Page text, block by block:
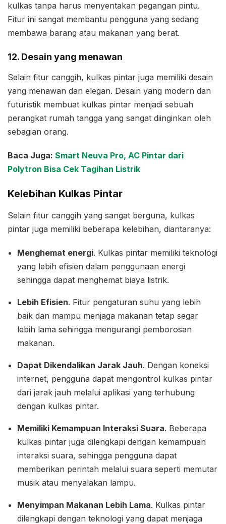
kulkas tanpa harus menyentakan pegangan pintu.
Fitur ini sangat membantu pengguna yang sedang
membawa barang atau makanan yang berat.
12. Desain yang menawan
Selain fitur canggih, kulkas pintar juga memiliki desain
yang menawan dan elegan. Desain yang modern dan
futuristik membuat kulkas pintar menjadi sebuah
perangkat rumah tangga yang sangat diinginkan oleh
sebagian orang.
Baca Juga: Smart Neuva Pro, AC Pintar dari
Polytron Bisa Cek Tagihan Listrik
Kelebihan Kulkas Pintar
Selain fitur canggih yang sangat berguna, kulkas
pintar juga memiliki beberapa kelebihan, diantaranya:
Menghemat energi. Kulkas pintar memiliki teknologi
yang lebih efisien dalam penggunaan energi
sehingga dapat menghemat biaya listrik.
Lebih Efisien. Fitur pengaturan suhu yang lebih
baik dan mampu menjaga makanan tetap segar
lebih lama sehingga mengurangi pemborosan
makanan.
Dapat Dikendalikan Jarak Jauh. Dengan koneksi
internet, pengguna dapat mengontrol kulkas pintar
dari jarak jauh melalui aplikasi yang terhubung
dengan kulkas pintar.
Memiliki Kemampuan Interaksi Suara. Beberapa
kulkas pintar juga dilengkapi dengan kemampuan
interaksi suara, sehingga pengguna dapat
memberikan perintah melalui suara seperti memutar
musik atau menyalakan lampu.
Menyimpan Makanan Lebih Lama. Kulkas pintar
dilengkapi dengan teknologi yang dapat menjaga